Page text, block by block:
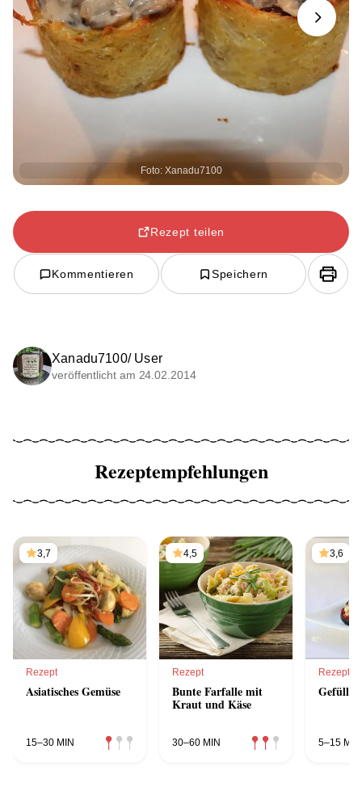
Foto: Xanadu7100
Next
Rezept teilen
Kommentieren Speichern
Xanadu7100/ User
veröffentlicht am 24.02.2014
Rezeptempfehlungen
3,7
Rezept
Asiatisches Gemüse
15–30 MIN
4,5
Rezept
Bunte Farfalle mit
Kraut und Käse
30–60 MIN
3,6
Rezept
Gefüllte
5–15 MIN